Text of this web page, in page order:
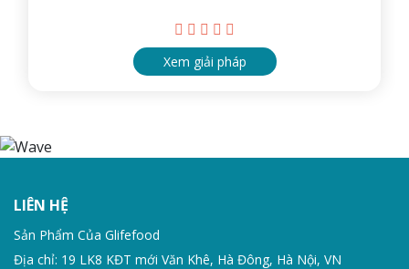
Xem giải pháp
LIÊN HỆ
Sản Phẩm Của Glifefood
Địa chỉ: 19 LK8 KĐT mới Văn Khê, Hà Đông, Hà Nội, VN